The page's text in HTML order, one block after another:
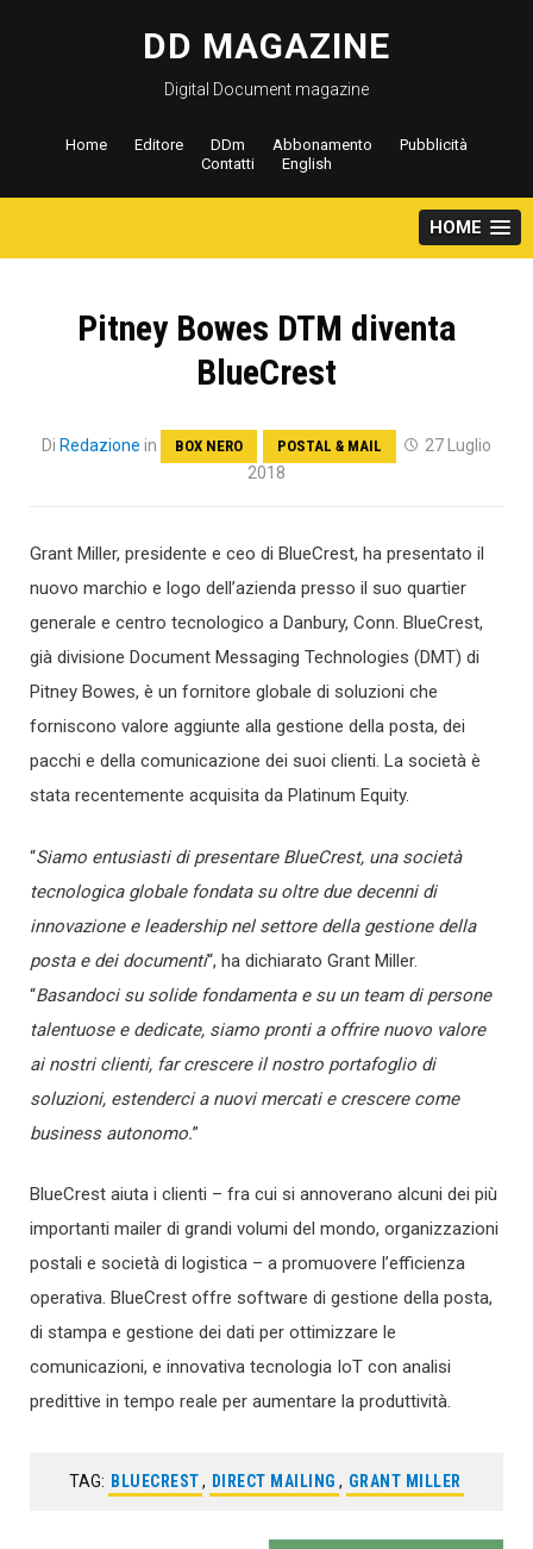
contenuto
DD MAGAZINE
Digital Document magazine
Home Editore DDm Abbonamento
Pubblicità
Contatti
English
HOME
Pitney Bowes DTM diventa
BlueCrest
Di Redazione in BOX NERO POSTAL & MAIL
27 Luglio
2018
Grant Miller, presidente e ceo di BlueCrest, ha presentato il
nuovo marchio e logo dell’azienda presso il suo quartier
generale e centro tecnologico a Danbury, Conn. BlueCrest,
già divisione Document Messaging Technologies (DMT) di
Pitney Bowes, è un fornitore globale di soluzioni che
forniscono valore aggiunte alla gestione della posta, dei
pacchi e della comunicazione dei suoi clienti. La società è
stata recentemente acquisita da Platinum Equity.
“Siamo entusiasti di presentare BlueCrest, una società
tecnologica globale fondata su oltre due decenni di
innovazione e leadership nel settore della gestione della
posta e dei documenti“, ha dichiarato Grant Miller.
“Basandoci su solide fondamenta e su un team di persone
talentuose e dedicate, siamo pronti a offrire nuovo valore
ai nostri clienti, far crescere il nostro portafoglio di
soluzioni, estenderci a nuovi mercati e crescere come
business autonomo.”
BlueCrest aiuta i clienti – fra cui si annoverano alcuni dei più
importanti mailer di grandi volumi del mondo, organizzazioni
postali e società di logistica – a promuovere l’efficienza
operativa. BlueCrest offre software di gestione della posta,
di stampa e gestione dei dati per ottimizzare le
comunicazioni, e innovativa tecnologia IoT con analisi
predittive in tempo reale per aumentare la produttività.
TAG: BLUECREST, DIRECT MAILING , GRANT MILLER